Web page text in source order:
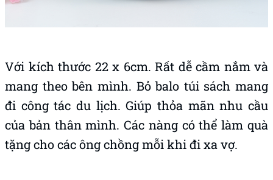
Với kích thước 22 x 6cm. Rất dễ cầm nắm và
mang theo bên mình. Bỏ balo túi sách mang
đi công tác du lịch. Giúp thỏa mãn nhu cầu
của bản thân mình. Các nàng có thể làm quà
tặng cho các ông chồng mỗi khi đi xa vợ.